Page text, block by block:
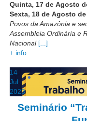
Portal
Gestão
Audiências e
Ouvidoria
Tecnologia da
Gestão
Quinta, 17 de Agosto
Sexta, 18 de Agosto de
Povos da Amazônia e
Assembleia Ordinária e
Nacional [...]
+ info
14
Jul
2023
Seminário